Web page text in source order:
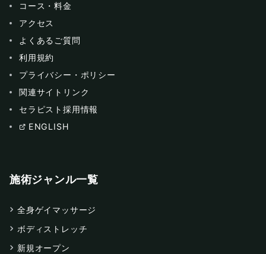
コース・料金
アクセス
よくあるご質問
利用規約
プライバシー・ポリシー
関連サイトリンク
セラピスト採用情報
ENGLISH
施術ジャンル一覧
全身ゲイマッサージ
ボディストレッチ
新規オープン